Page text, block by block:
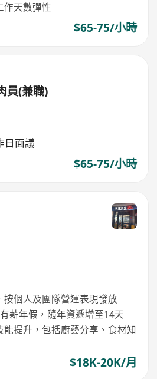
作天數彈性
$65-75/小時
員(兼職)
日面議
$65-75/小時
按個人及團隊營運表現發放
薪年假，隨年資遞增至14天
提升，包括廚藝分享、食材知
$18K-20K/月